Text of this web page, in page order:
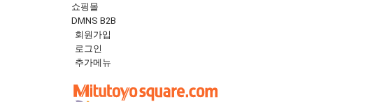
쇼핑몰
DMNS B2B
회원가입
로그인
추가메뉴
navigation